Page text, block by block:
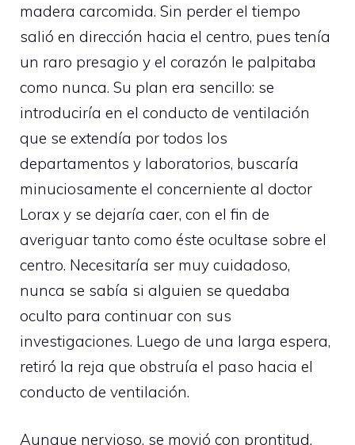
madera carcomida. Sin perder el tiempo
salió en dirección hacia el centro, pues tenía
un raro presagio y el corazón le palpitaba
como nunca. Su plan era sencillo: se
introduciría en el conducto de ventilación
que se extendía por todos los
departamentos y laboratorios, buscaría
minuciosamente el concerniente al doctor
Lorax y se dejaría caer, con el fin de
averiguar tanto como éste ocultase sobre el
centro. Necesitaría ser muy cuidadoso,
nunca se sabía si alguien se quedaba
oculto para continuar con sus
investigaciones. Luego de una larga espera,
retiró la reja que obstruía el paso hacia el
conducto de ventilación.
Aunque nervioso, se movió con prontitud,